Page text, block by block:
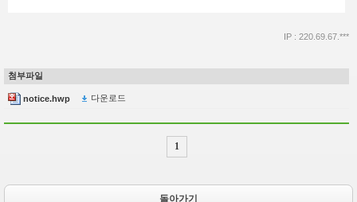
IP : 220.69.67.***
첨부파일
notice.hwp 다운로드
1
돌아가기